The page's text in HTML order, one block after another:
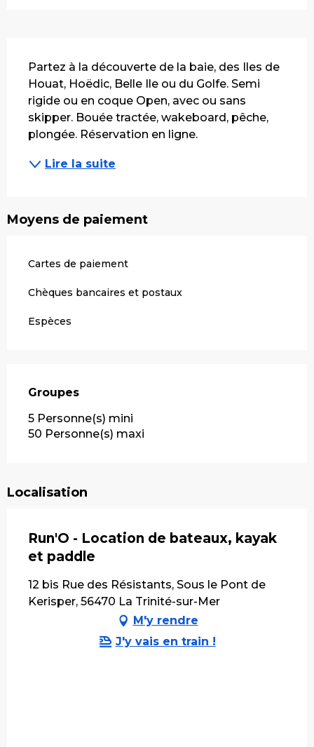
Partez à la découverte de la baie, des Iles de
Houat, Hoëdic, Belle Ile ou du Golfe. Semi
rigide ou en coque Open, avec ou sans
skipper. Bouée tractée, wakeboard, pêche,
plongée. Réservation en ligne.
Lire la suite
Moyens de paiement
Cartes de paiement
Chèques bancaires et postaux
Espèces
Groupes
Groupes
5 Personne(s) mini
50 Personne(s) maxi
Localisation
Run'O - Location de bateaux, kayak
et paddle
12 bis Rue des Résistants, Sous le Pont de
Kerisper, 56470 La Trinité-sur-Mer
M'y rendre
J'y vais en train !